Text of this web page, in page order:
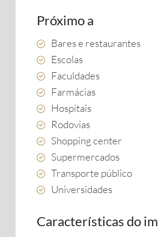
Próximo a
Bares e restaurantes
Escolas
Faculdades
Farmácias
Hospitais
Rodovias
Shopping center
Supermercados
Transporte público
Universidades
Características do